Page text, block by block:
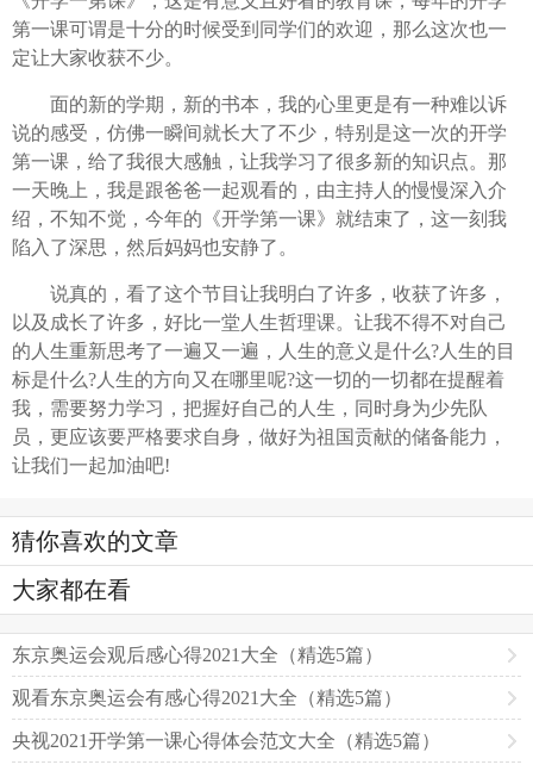
第一课可谓是十分的时候受到同学们的欢迎，那么这次也一
定让大家收获不少。
面的新的学期，新的书本，我的心里更是有一种难以诉
说的感受，仿佛一瞬间就长大了不少，特别是这一次的开学
第一课，给了我很大感触，让我学习了很多新的知识点。那
一天晚上，我是跟爸爸一起观看的，由主持人的慢慢深入介
绍，不知不觉，今年的《开学第一课》就结束了，这一刻我
陷入了深思，然后妈妈也安静了。
说真的，看了这个节目让我明白了许多，收获了许多，
以及成长了许多，好比一堂人生哲理课。让我不得不对自己
的人生重新思考了一遍又一遍，人生的意义是什么?人生的目
标是什么?人生的方向又在哪里呢?这一切的一切都在提醒着
我，需要努力学习，把握好自己的人生，同时身为少先队
员，更应该要严格要求自身，做好为祖国贡献的储备能力，
让我们一起加油吧!
猜你喜欢的文章
大家都在看
东京奥运会观后感心得2021大全（精选5篇）
观看东京奥运会有感心得2021大全（精选5篇）
央视2021开学第一课心得体会范文大全（精选5篇）